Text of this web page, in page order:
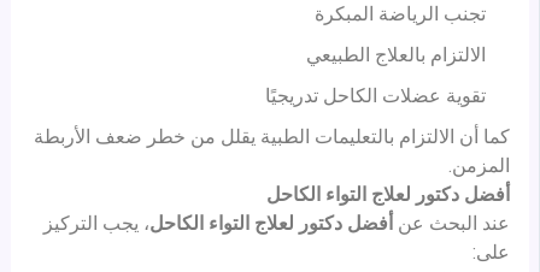
تجنب الرياضة المبكرة
الالتزام بالعلاج الطبيعي
تقوية عضلات الكاحل تدريجيًا
كما أن الالتزام بالتعليمات الطبية يقلل من خطر ضعف الأربطة
المزمن.
أفضل دكتور لعلاج التواء الكاحل
عند البحث عن أفضل دكتور لعلاج التواء الكاحل، يجب التركيز
على: